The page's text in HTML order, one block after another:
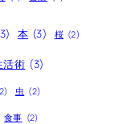
本 (3) 桜 (2)
活術 (3)
虫 (2)
食事 (2)